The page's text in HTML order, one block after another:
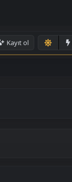
Kayıt ol